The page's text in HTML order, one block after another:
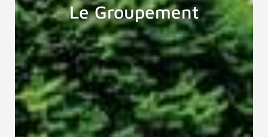
Le Groupement